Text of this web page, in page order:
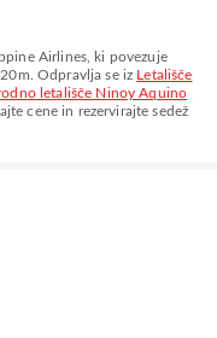
Airlines, ki povezuje
. Odpravlja se iz Letališče
letališče Ninoy Aquino
cene in rezervirajte sedež